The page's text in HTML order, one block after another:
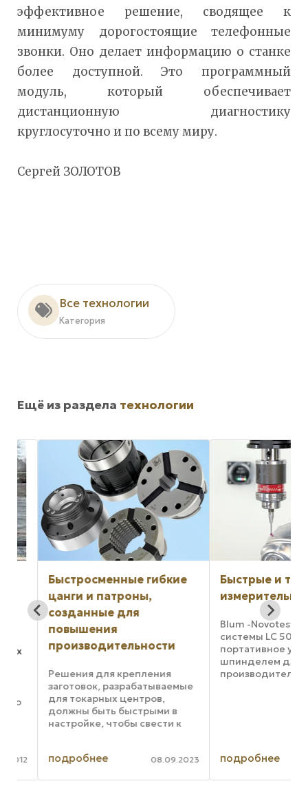
эффективное решение, сводящее к
минимуму дорогостоящие телефонные
звонки. Оно делает информацию о станке
более доступной. Это программный
модуль, который обеспечивает
дистанционную диагностику
круглосуточно и по всему миру.
Сергей ЗОЛОТОВ
Все технологии
Категория
Ещё из раздела технологии
Быстросменные гибкие
цанги и патроны,
созданные для
повышения
производительности
Решения для крепления
заготовок, разрабатываемые
для токарных центров,
должны быть быстрыми в
настройке, чтобы свести к
высокие точность и усилие
подробнее 08.09.2023
Быстрые и
измерительные
Blum -Novotest
системы LC 50-
портативное
шпинделем для
подробнее